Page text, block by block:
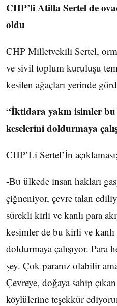
CHP’li Atilla Sertel de
oldu
CHP Milletvekili Sertel,
ve sivil toplum kuruluşu
kesilen ağaçları yerinde
“İktidara yakın isimler
keselerini doldurmaya
CHP’Li Sertel’İn açıklaması;
-Bu ülkede insan hakları
çiğneniyor, çevre talan
sürekli kirli ve kanlı para
kesimler de bu kirli ve kanlı
doldurmaya çalışıyor. Para
şey. Çok paranız olabilir
Çevreye, doğaya sahip
köylülerine teşekkür